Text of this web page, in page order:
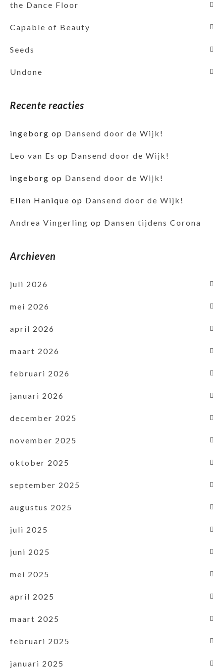
the Dance Floor
Capable of Beauty
Seeds
Undone
Recente reacties
ingeborg op Dansend door de Wijk!
Leo van Es op Dansend door de Wijk!
ingeborg op Dansend door de Wijk!
Ellen Hanique op Dansend door de Wijk!
Andrea Vingerling op Dansen tijdens Corona
Archieven
juli 2026
mei 2026
april 2026
maart 2026
februari 2026
januari 2026
december 2025
november 2025
oktober 2025
september 2025
augustus 2025
juli 2025
juni 2025
mei 2025
april 2025
maart 2025
februari 2025
januari 2025